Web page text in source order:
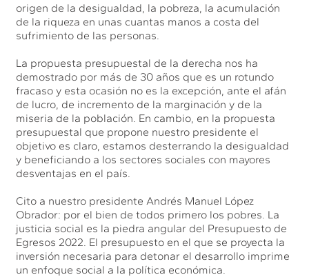
origen de la desigualdad, la pobreza, la acumulación
de la riqueza en unas cuantas manos a costa del
sufrimiento de las personas.
La propuesta presupuestal de la derecha nos ha
demostrado por más de 30 años que es un rotundo
fracaso y esta ocasión no es la excepción, ante el afán
de lucro, de incremento de la marginación y de la
miseria de la población. En cambio, en la propuesta
presupuestal que propone nuestro presidente el
objetivo es claro, estamos desterrando la desigualdad
y beneficiando a los sectores sociales con mayores
desventajas en el país.
Cito a nuestro presidente Andrés Manuel López
Obrador: por el bien de todos primero los pobres. La
justicia social es la piedra angular del Presupuesto de
Egresos 2022. El presupuesto en el que se proyecta la
inversión necesaria para detonar el desarrollo imprime
un enfoque social a la política económica.